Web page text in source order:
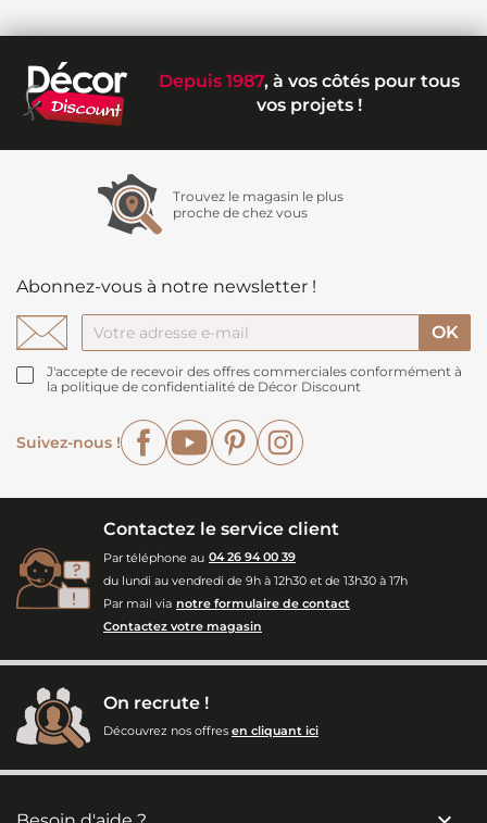
Depuis 1987, à vos côtés pour tous
vos projets !
Trouvez le magasin le plus
proche de chez vous
Abonnez-vous à notre newsletter !
J'accepte de recevoir des offres commerciales conformément à
la politique de confidentialité de Décor Discount
Suivez-nous !
FacebookYouTubePinterest
Contactez le service client
Par téléphone au 04 26 94 00 39
du lundi au vendredi de 9h à 12h30 et de 13h30 à 17h
Par mail via notre formulaire de contact
Contactez votre magasin
On recrute !
Découvrez nos offres en cliquant ici